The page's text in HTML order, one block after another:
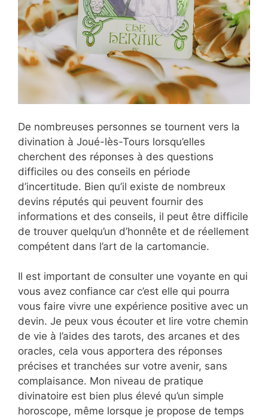
De nombreuses personnes se tournent vers la
divination à Joué-lès-Tours lorsqu’elles
cherchent des réponses à des questions
difficiles ou des conseils en période
d’incertitude. Bien qu’il existe de nombreux
devins réputés qui peuvent fournir des
informations et des conseils, il peut être difficile
de trouver quelqu’un d’honnête et de réellement
compétent dans l’art de la cartomancie.
Il est important de consulter une voyante en qui
vous avez confiance car c’est elle qui pourra
vous faire vivre une expérience positive avec un
devin. Je peux vous écouter et lire votre chemin
de vie à l’aides des tarots, des arcanes et des
oracles, cela vous apportera des réponses
précises et tranchées sur votre avenir, sans
complaisance. Mon niveau de pratique
divinatoire est bien plus élevé qu’un simple
horoscope, même lorsque je propose de temps